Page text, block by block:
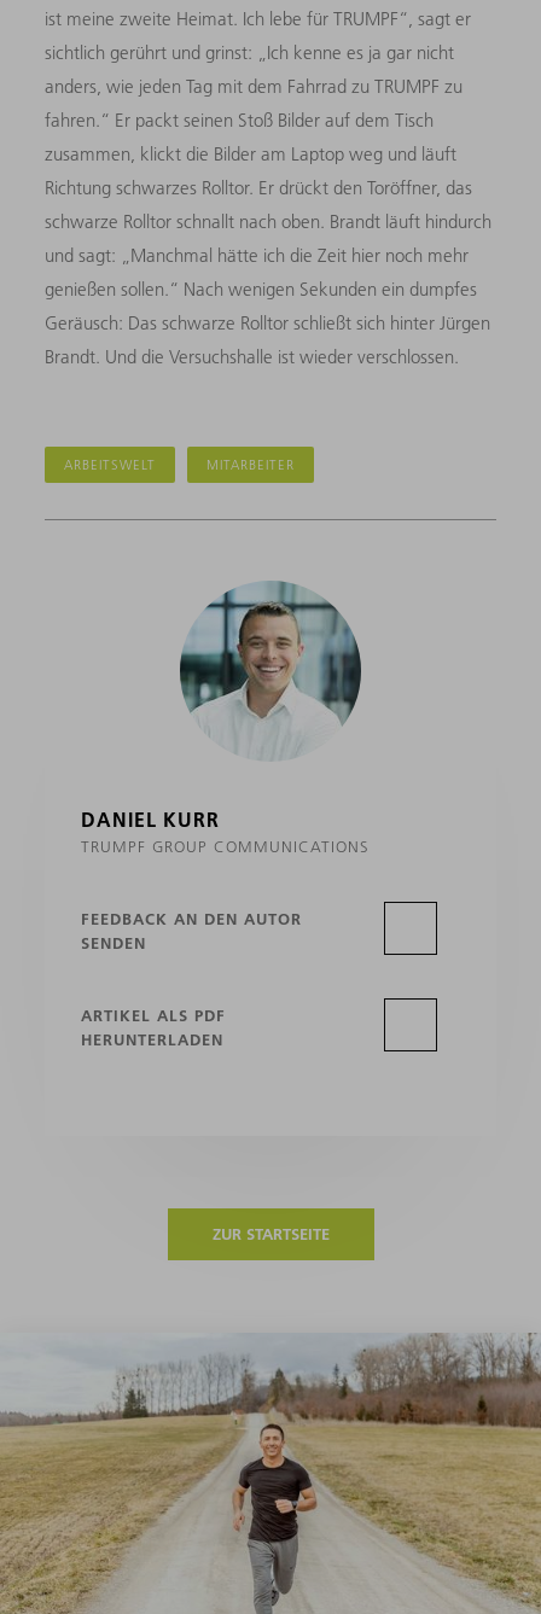
ist meine zweite Heimat. Ich lebe für TRUMPF“, sagt er
sichtlich gerührt und grinst: „Ich kenne es ja gar nicht
anders, wie jeden Tag mit dem Fahrrad zu TRUMPF zu
fahren.“ Er packt seinen Stoß Bilder auf dem Tisch
zusammen, klickt die Bilder am Laptop weg und läuft
Richtung schwarzes Rolltor. Er drückt den Toröffner, das
schwarze Rolltor schnallt nach oben. Brandt läuft hindurch
und sagt: „Manchmal hätte ich die Zeit hier noch mehr
genießen sollen.“ Nach wenigen Sekunden ein dumpfes
Geräusch: Das schwarze Rolltor schließt sich hinter Jürgen
Brandt. Und die Versuchshalle ist wieder verschlossen.
ARBEITSWELT MITARBEITER
DANIEL KURR
TRUMPF GROUP COMMUNICATIONS
FEEDBACK AN DEN AUTOR
SENDEN
ARTIKEL ALS PDF
HERUNTERLADEN
ZUR STARTSEITE